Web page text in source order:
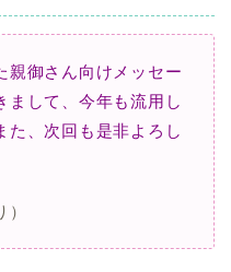
親御さん向けメッセー
して、 今年も流用し
た、次回も是非よろし